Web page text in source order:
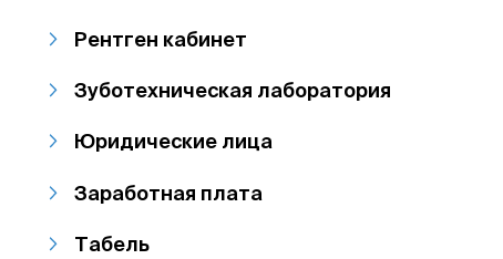
Рентген кабинет
Зуботехническая лаборатория
Юридические лица
Заработная плата
Табель